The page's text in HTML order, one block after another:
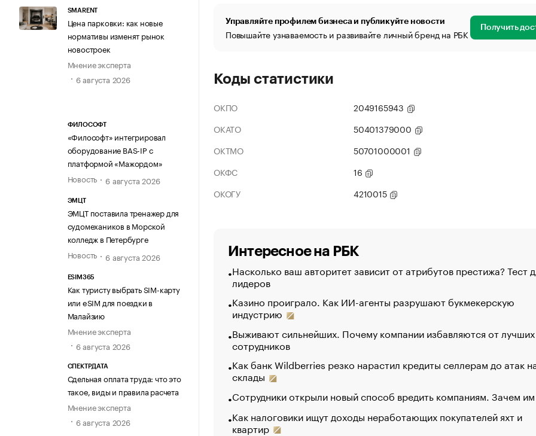
SMARENT
Цена парковки: как новые
нормативы изменят рынок
новостроек
Мнение эксперта
6 августа 2026
ФИЛОСОФТ
«Философт» интегрировал
оборудование BAS-IP с
платформой «Мажордом»
Новость
6 августа 2026
ЭМЦТ
ЭМЦТ поставила тренажер для
судомехаников в Морской
колледж в Петербурге
Новость
6 августа 2026
ESIM365
Как туристу выбрать SIM-карту
или eSIM для поездки в
Малайзию
Мнение эксперта
6 августа 2026
СПЕКТРДАТА
Сдельная оплата труда: что это
такое, виды и правила расчета
Мнение эксперта
6 августа 2026
Управляйте профилем бизнеса и публикуйте новости
Повышайте узнаваемость и развивайте личный бренд на РБК Получить
Коды статистики
ОКПО
2049165943
ОКАТО
50401379000
ОКТМО
50701000001
ОКФС
16
ОКОГУ
4210015
Интересное на РБК
Насколько ваш авторитет зависит от атрибутов престижа? Тест
лидеров
Казино проиграло. Как ИИ-агенты разрушают букмекерскую
индустрию
Выживают сильнейших. Почему компании избавляются от лучших
сотрудников
Как банк Wildberries резко нарастил кредиты селлерам до атак
склады
Сотрудники открыли новый способ вредить компаниям. Зачем
Как налоговики ищут доходы неработающих покупателей яхт и
квартир